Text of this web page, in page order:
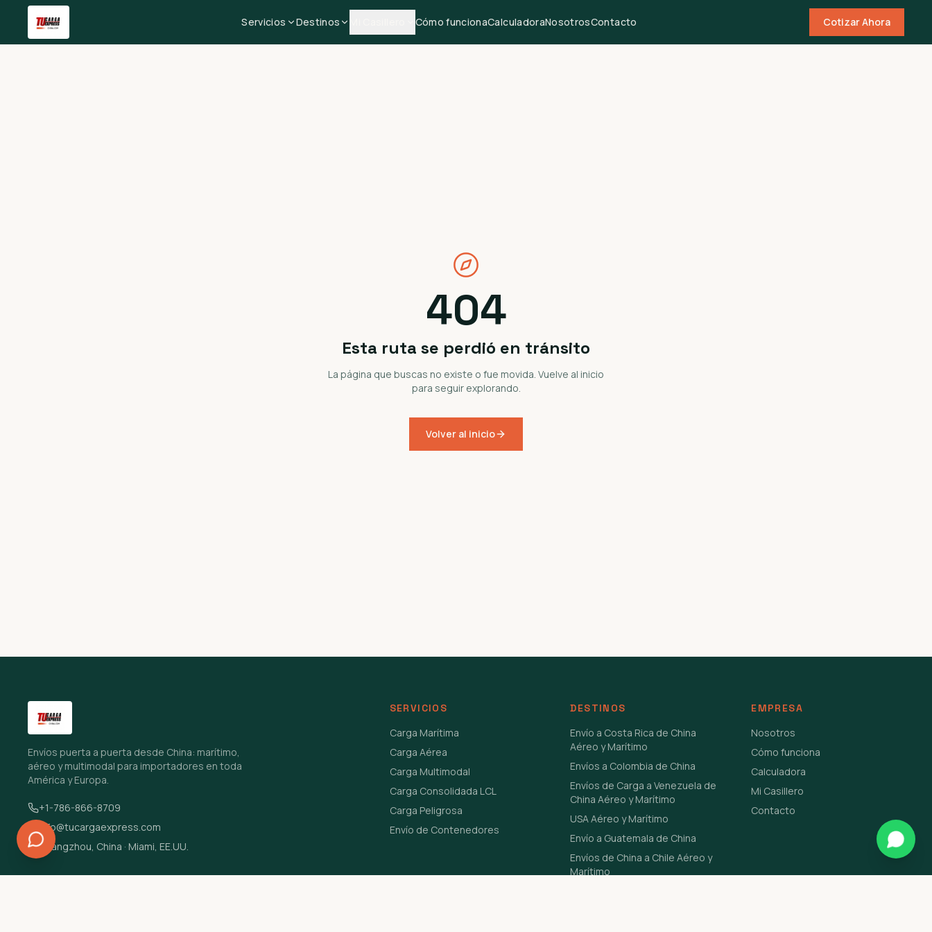
Servicios Destinos Cómo funcionaCalculadoraNosotrosContacto Cotizar Ahora
404
Esta ruta se perdió en tránsito
La página que buscas no existe o fue movida. Vuelve al inicio
para seguir explorando.
Volver al inicio
Envíos puerta a puerta desde China: marítimo,
aéreo y multimodal para importadores en toda
América y Europa.
+1-786-866-8709
info@tucargaexpress.com
Guangzhou, China · Miami, EE.UU.
SERVICIOS
Carga Marítima
Carga Aérea
Carga Multimodal
Carga Consolidada LCL
Carga Peligrosa
Envío de Contenedores
DESTINOS
Envío a Costa Rica de China
Aéreo y Marítimo
Envíos a Colombia de China
Envíos de Carga a Venezuela de
China Aéreo y Marítimo
USA Aéreo y Marítimo
Envío a Guatemala de China
Envíos de China a Chile Aéreo y
Marítimo
EMPRESA
Nosotros
Cómo funciona
Calculadora
Mi Casillero
Contacto